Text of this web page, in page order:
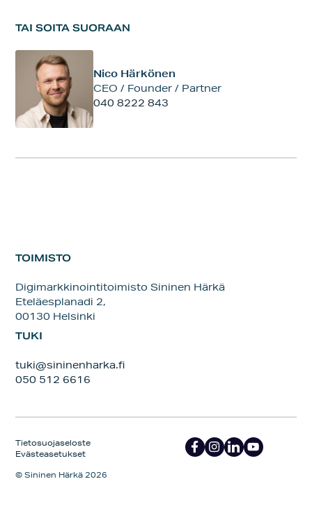
TAI SOITA SUORAAN
Nico Härkönen
CEO / Founder / Partner
040 8222 843
TOIMISTO
Digimarkkinointitoimisto Sininen Härkä
Eteläesplanadi 2,
00130 Helsinki
TUKI
tuki@sininenharka.fi
050 512 6616
Tietosuojaseloste
Evästeasetukset
© Sininen Härkä 2026